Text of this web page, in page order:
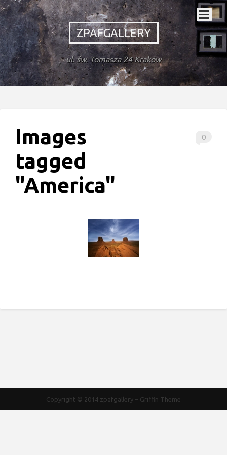
ZPAFGALLERY
ul. św. Tomasza 24 Kraków
0
Images
tagged
"America"
Copyright © 2014 zpafgallery – Griffin Theme